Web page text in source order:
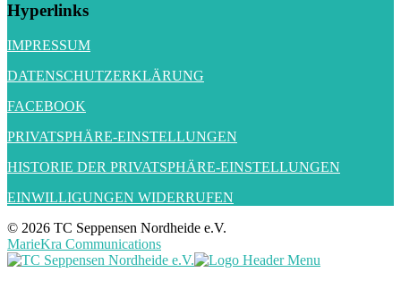
Hyperlinks
IMPRESSUM
DATENSCHUTZERKLÄRUNG
FACEBOOK
PRIVATSPHÄRE-EINSTELLUNGEN
HISTORIE DER PRIVATSPHÄRE-EINSTELLUNGEN
EINWILLIGUNGEN WIDERRUFEN
© 2026 TC Seppensen Nordheide e.V.
MarieKra Communications